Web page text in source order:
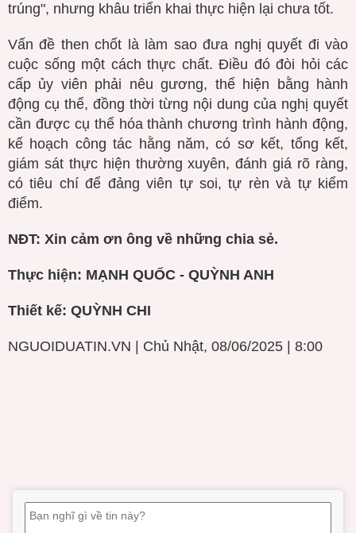
trúng", nhưng khâu triển khai thực hiện lại chưa tốt.
Vấn đề then chốt là làm sao đưa nghị quyết đi vào
cuộc sống một cách thực chất. Điều đó đòi hỏi các
cấp ủy viên phải nêu gương, thể hiện bằng hành
động cụ thể, đồng thời từng nội dung của nghị quyết
cần được cụ thể hóa thành chương trình hành động,
kế hoạch công tác hằng năm, có sơ kết, tổng kết,
giám sát thực hiện thường xuyên, đánh giá rõ ràng,
có tiêu chí để đảng viên tự soi, tự rèn và tự kiểm
điểm.
NĐT: Xin cảm ơn ông về những chia sẻ.
Thực hiện: MẠNH QUỐC - QUỲNH ANH
Thiết kế: QUỲNH CHI
NGUOIDUATIN.VN | Chủ Nhật, 08/06/2025 | 8:00